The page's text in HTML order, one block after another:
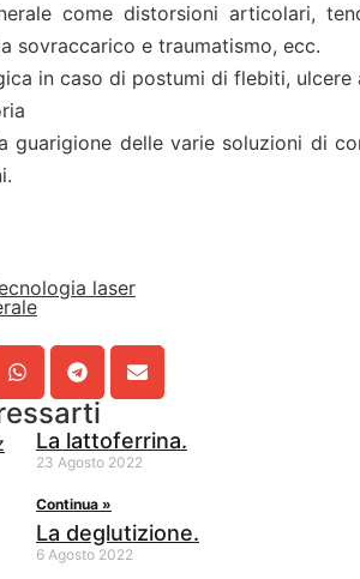
come distorsioni articolari,
sovraccarico e traumatismo, ecc.
in caso di postumi di flebiti,
guarigione delle varie soluzioni di
laser
La lattoferrina.
23 Agosto 2022
Continua »
La deglutizione.
6 Agosto 2022